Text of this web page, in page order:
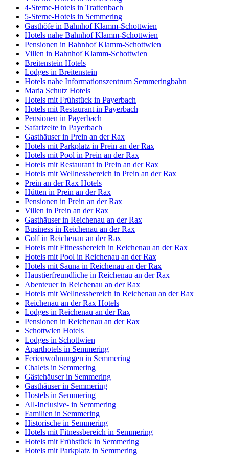
4-Sterne-Hotels in Trattenbach
5-Sterne-Hotels in Semmering
Gasthöfe in Bahnhof Klamm-Schottwien
Hotels nahe Bahnhof Klamm-Schottwien
Pensionen in Bahnhof Klamm-Schottwien
Villen in Bahnhof Klamm-Schottwien
Breitenstein Hotels
Lodges in Breitenstein
Hotels nahe Informationszentrum Semmeringbahn
Maria Schutz Hotels
Hotels mit Frühstück in Payerbach
Hotels mit Restaurant in Payerbach
Pensionen in Payerbach
Safarizelte in Payerbach
Gasthäuser in Prein an der Rax
Hotels mit Parkplatz in Prein an der Rax
Hotels mit Pool in Prein an der Rax
Hotels mit Restaurant in Prein an der Rax
Hotels mit Wellnessbereich in Prein an der Rax
Prein an der Rax Hotels
Hütten in Prein an der Rax
Pensionen in Prein an der Rax
Villen in Prein an der Rax
Gasthäuser in Reichenau an der Rax
Business in Reichenau an der Rax
Golf in Reichenau an der Rax
Hotels mit Fitnessbereich in Reichenau an der Rax
Hotels mit Pool in Reichenau an der Rax
Hotels mit Sauna in Reichenau an der Rax
Haustierfreundliche in Reichenau an der Rax
Abenteuer in Reichenau an der Rax
Hotels mit Wellnessbereich in Reichenau an der Rax
Reichenau an der Rax Hotels
Lodges in Reichenau an der Rax
Pensionen in Reichenau an der Rax
Schottwien Hotels
Lodges in Schottwien
Aparthotels in Semmering
Ferienwohnungen in Semmering
Chalets in Semmering
Gästehäuser in Semmering
Gasthäuser in Semmering
Hostels in Semmering
All-Inclusive- in Semmering
Familien in Semmering
Historische in Semmering
Hotels mit Fitnessbereich in Semmering
Hotels mit Frühstück in Semmering
Hotels mit Parkplatz in Semmering